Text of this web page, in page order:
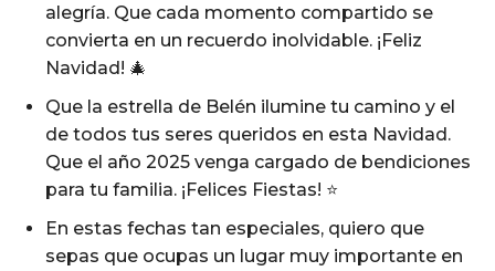
alegría. Que cada momento compartido se
convierta en un recuerdo inolvidable. ¡Feliz
Navidad! 🎄
Que la estrella de Belén ilumine tu camino y el
de todos tus seres queridos en esta Navidad.
Que el año 2025 venga cargado de bendiciones
para tu familia. ¡Felices Fiestas! ⭐
En estas fechas tan especiales, quiero que
sepas que ocupas un lugar muy importante en